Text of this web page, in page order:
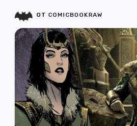
ОТ COMICBOOKRAW